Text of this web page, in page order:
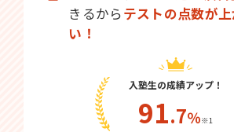
きるからテストの点数が
い！
入塾生の成績アップ！
91.7％※1